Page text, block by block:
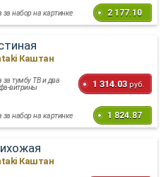
за набор на картинке 2 177.10
Каштан
за тумбу ТВ и два
витрины 1 314.03 руб.
за набор на картинке 1 824.87
Каштан